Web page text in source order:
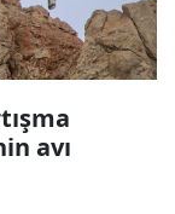
avı